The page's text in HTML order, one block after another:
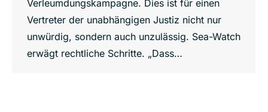
Verleumdungskampagne. Dies ist für einen
Vertreter der unabhängigen Justiz nicht nur
unwürdig, sondern auch unzulässig. Sea-Watch
erwägt rechtliche Schritte. „Dass…